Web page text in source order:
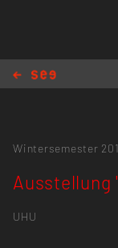
Wintersemester
Ausstellung
UHU